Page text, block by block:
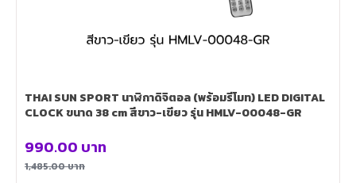
THAI SUN SPORT นาฬิกาดิจิตอล (พร้อมรีโมท) LED DIGITAL
CLOCK ขนาด 38 cm สีขาว-เขียว รุ่น HMLV-00048-GR
1,485.00บาท
990.00 บาท